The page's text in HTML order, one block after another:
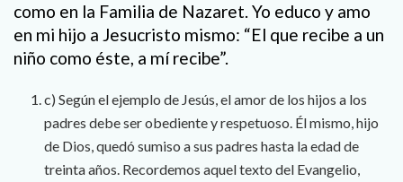
como en la Familia de Nazaret. Yo educo y amo
en mi hijo a Jesucristo mismo: “El que recibe a un
niño como éste, a mí recibe”.
c) Según el ejemplo de Jesús, el amor de los hijos a los
padres debe ser obediente y respetuoso. Él mismo, hijo
de Dios, quedó sumiso a sus padres hasta la edad de
treinta años. Recordemos aquel texto del Evangelio,